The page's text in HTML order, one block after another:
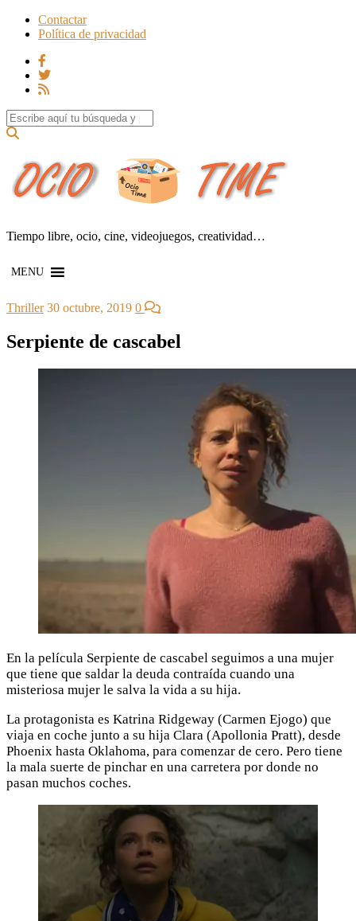
Contactar
Política de privacidad
Search for:
Tiempo libre, ocio, cine, videojuegos, creatividad…
MENU
Thriller 30 octubre, 2019 0
Serpiente de cascabel
En la película Serpiente de cascabel seguimos a una mujer
que tiene que saldar la deuda contraída cuando una
misteriosa mujer le salva la vida a su hija.
La protagonista es Katrina Ridgeway (Carmen Ejogo) que
viaja en coche junto a su hija Clara (Apollonia Pratt), desde
Phoenix hasta Oklahoma, para comenzar de cero. Pero tiene
la mala suerte de pinchar en una carretera por donde no
pasan muchos coches.